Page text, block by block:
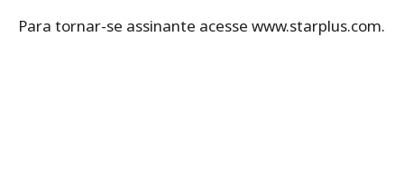
Para tornar-se assinante acesse www.starplus.com.